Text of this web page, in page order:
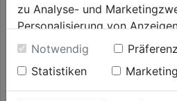
zu Analyse- und
Personalisierung von
Einwilligung werden die
unter anderem auch in den
Durch Klick auf "Alle Cookies
der Verwendung aller
Notwendig
Statistiken
Marketing